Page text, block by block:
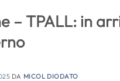
– TPALL: in
DA MICOL DIODATO